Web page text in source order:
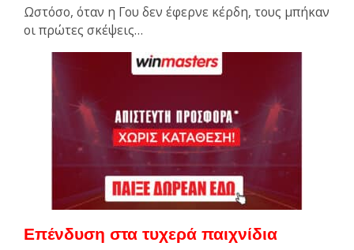
Ωστόσο, όταν η Γου δεν έφερνε κέρδη, τους μπήκαν
οι πρώτες σκέψεις…
Επένδυση στα τυχερά παιχνίδια